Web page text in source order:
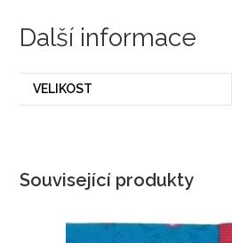
Další informace
VELIKOST
Související produkty